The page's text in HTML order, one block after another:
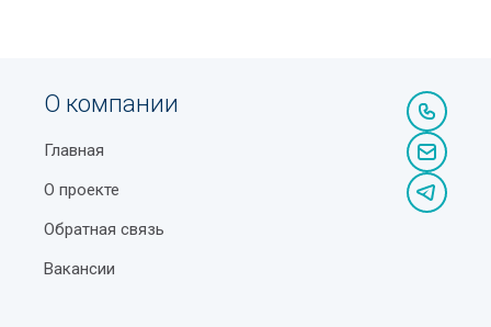
О компании
Главная
О проекте
Обратная связь
Вакансии